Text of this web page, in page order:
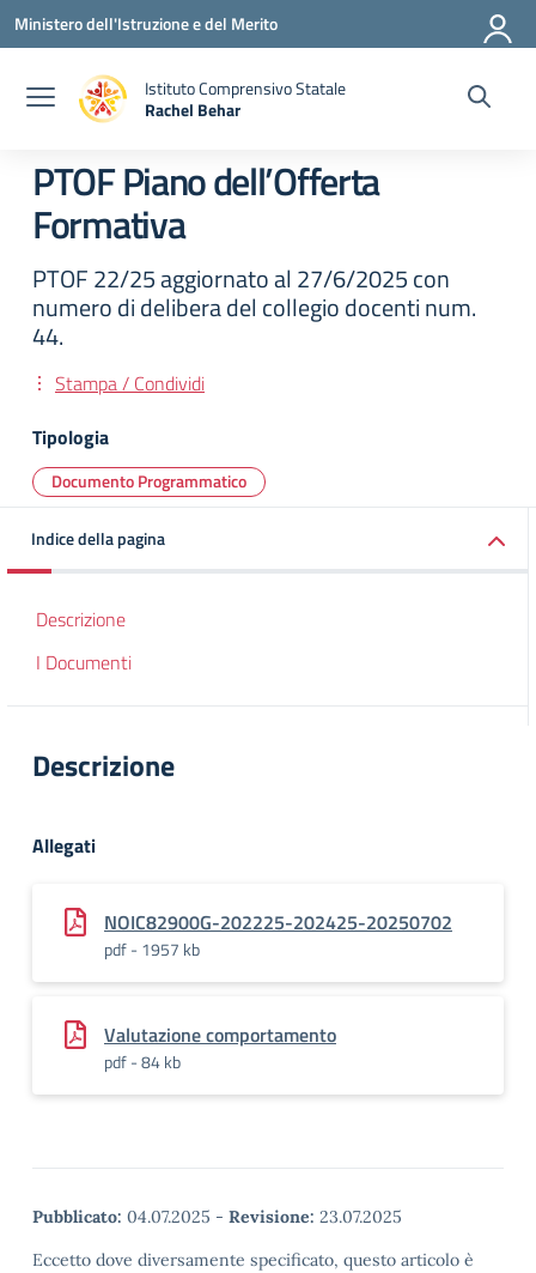
Vai ai contenuti
Vai al menu di navigazione
Vai al footer
Ministero dell'Istruzione e del Merito
Istituto Comprensivo Statale
Rachel Behar
PTOF Piano dell’Offerta
Formativa
PTOF 22/25 aggiornato al 27/6/2025 con
numero di delibera del collegio docenti num.
44.
Stampa / Condividi
Tipologia
Documento Programmatico
Indice della pagina
Descrizione
I Documenti
Descrizione
Allegati
NOIC82900G-202225-202425-20250702
pdf - 1957 kb
Valutazione comportamento
pdf - 84 kb
Pubblicato: 04.07.2025 - Revisione: 23.07.2025
Eccetto dove diversamente specificato, questo articolo è